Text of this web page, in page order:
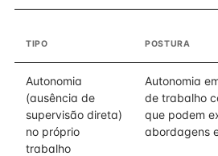
TIPO POSTURA
Autonomia
(ausência de
supervisão direta)
no próprio
trabalho
Autonomia
de trabalho
que podem
abordagens